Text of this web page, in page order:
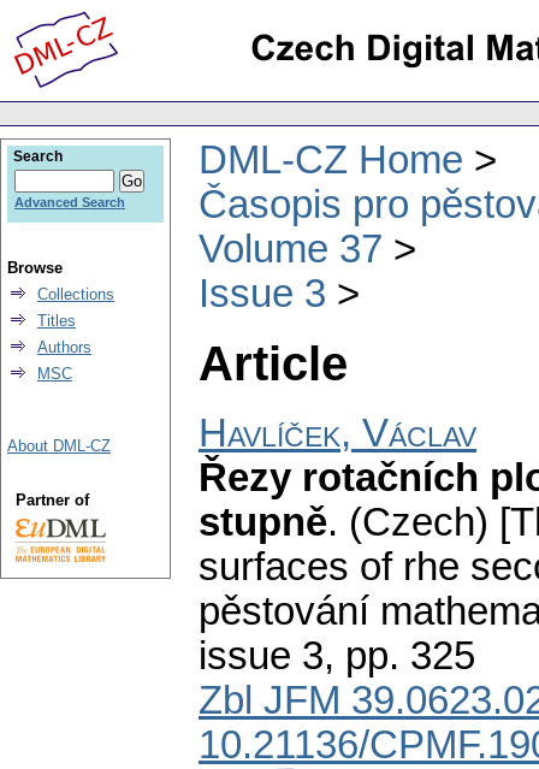
DML-CZ Home
Časopis pro
Volume 37
Issue 3
Article
Havlíček, Václav
Řezy rotačních
stupně. (Czech)
surfaces of rhe
pěstování
issue 3, pp. 325
Zbl JFM
10.21136/
Search
Advanced Search
Browse
Collections
Titles
Authors
MSC
About DML-CZ
Partner of